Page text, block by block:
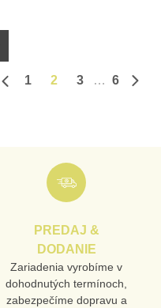
1 2 3
6
PREDAJ &
DODANIE
Zariadenia vyrobíme v
dohodnutých termínoch,
zabezpečíme dopravu a